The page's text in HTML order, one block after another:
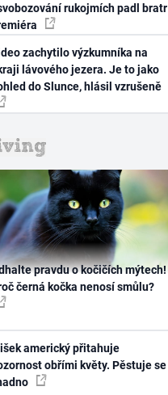
rukojmích padl bratr
zachytilo výzkumníka na
lávového jezera. Je to jako
do Slunce, hlásil vzrušeně
pravdu o kočičích mýtech!
černá kočka nenosí smůlu?
americký přitahuje
obřími květy. Pěstuje se